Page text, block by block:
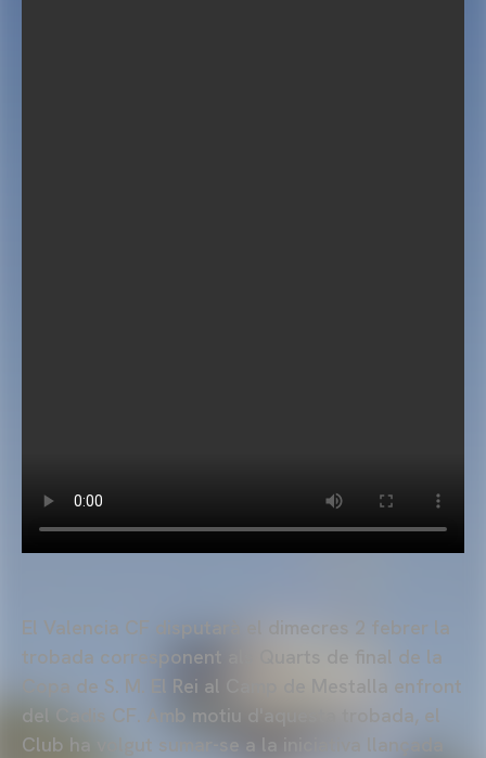
El Valencia CF disputarà el dimecres 2 febrer la
trobada corresponent als Quarts de final de la
Copa de S. M. El Rei al Camp de Mestalla enfront
del Cadis CF. Amb motiu d'aquesta trobada, el
Club ha volgut sumar-se a la iniciativa llançada